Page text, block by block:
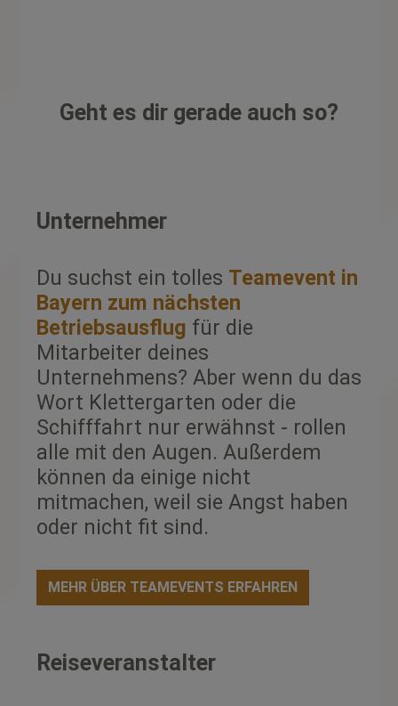
Geht es dir gerade auch so?
Unternehmer
Du suchst ein tolles Teamevent in
Bayern zum nächsten
Betriebsausflug für die
Mitarbeiter deines
Unternehmens? Aber wenn du das
Wort Klettergarten oder die
Schifffahrt nur erwähnst - rollen
alle mit den Augen. Außerdem
können da einige nicht
mitmachen, weil sie Angst haben
oder nicht fit sind.
MEHR ÜBER TEAMEVENTS ERFAHREN
Reiseveranstalter